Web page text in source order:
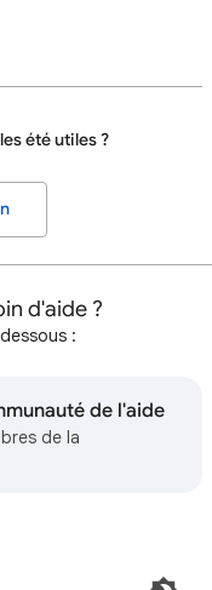
été utiles ?
d'aide ?
:
de l'aide
de la